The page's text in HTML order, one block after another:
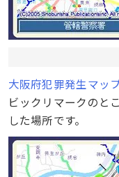
大阪府犯罪発生マッ
ビックリマークのと
した場所です。